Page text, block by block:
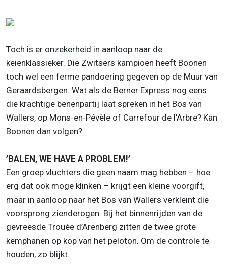
Toch is er onzekerheid in aanloop naar de
keienklassieker. Die Zwitsers kampioen heeft Boonen
toch wel een ferme pandoering gegeven op de Muur van
Geraardsbergen. Wat als de Berner Express nog eens
die krachtige benenpartij laat spreken in het Bos van
Wallers, op Mons-en-Pévèle of Carrefour de l’Arbre? Kan
Boonen dan volgen?
’BALEN, WE HAVE A PROBLEM!’
Een groep vluchters die geen naam mag hebben – hoe
erg dat ook moge klinken – krijgt een kleine voorgift,
maar in aanloop naar het Bos van Wallers verkleint die
voorsprong zienderogen. Bij het binnenrijden van de
gevreesde Trouée d’Arenberg zitten de twee grote
kemphanen op kop van het peloton. Om de controle te
houden, zo blijkt.